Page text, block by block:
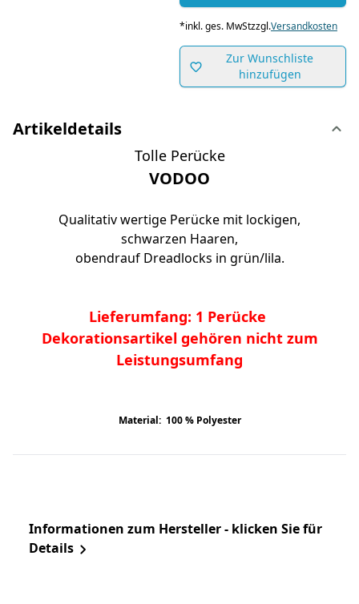
*inkl. ges. MwStzzgl.Versandkosten
Zur Wunschliste
hinzufügen
Artikeldetails
Tolle Perücke
VODOO
Qualitativ wertige Perücke mit lockigen,
schwarzen Haaren,
obendrauf Dreadlocks in grün/lila.
Lieferumfang: 1 Perücke
Dekorationsartikel gehören nicht zum
Leistungsumfang
Material: 100 % Polyester
Informationen zum Hersteller - klicken Sie für
Details